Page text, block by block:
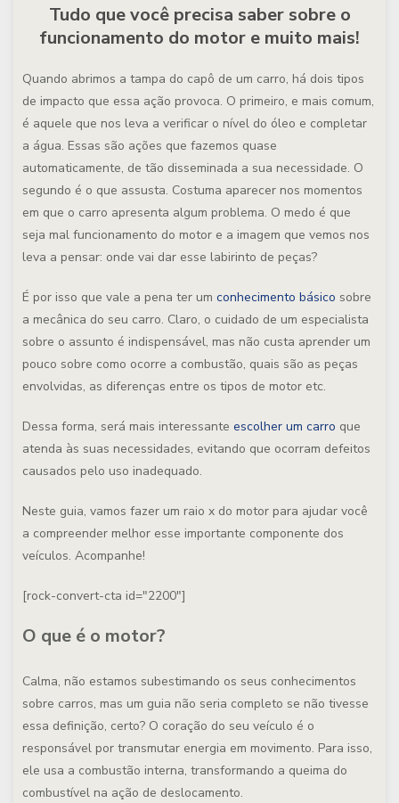
Tudo que você precisa saber sobre o
funcionamento do motor e muito mais!
Quando abrimos a tampa do capô de um carro, há dois tipos
de impacto que essa ação provoca. O primeiro, e mais comum,
é aquele que nos leva a verificar o nível do óleo e completar
a água. Essas são ações que fazemos quase
automaticamente, de tão disseminada a sua necessidade. O
segundo é o que assusta. Costuma aparecer nos momentos
em que o carro apresenta algum problema. O medo é que
seja mal funcionamento do motor e a imagem que vemos nos
leva a pensar: onde vai dar esse labirinto de peças?
É por isso que vale a pena ter um conhecimento básico sobre
a mecânica do seu carro. Claro, o cuidado de um especialista
sobre o assunto é indispensável, mas não custa aprender um
pouco sobre como ocorre a combustão, quais são as peças
envolvidas, as diferenças entre os tipos de motor etc.
Dessa forma, será mais interessante escolher um carro que
atenda às suas necessidades, evitando que ocorram defeitos
causados pelo uso inadequado.
Neste guia, vamos fazer um raio x do motor para ajudar você
a compreender melhor esse importante componente dos
veículos. Acompanhe!
[rock-convert-cta id="2200"]
O que é o motor?
Calma, não estamos subestimando os seus conhecimentos
sobre carros, mas um guia não seria completo se não tivesse
essa definição, certo? O coração do seu veículo é o
responsável por transmutar energia em movimento. Para isso,
ele usa a combustão interna, transformando a queima do
combustível na ação de deslocamento.